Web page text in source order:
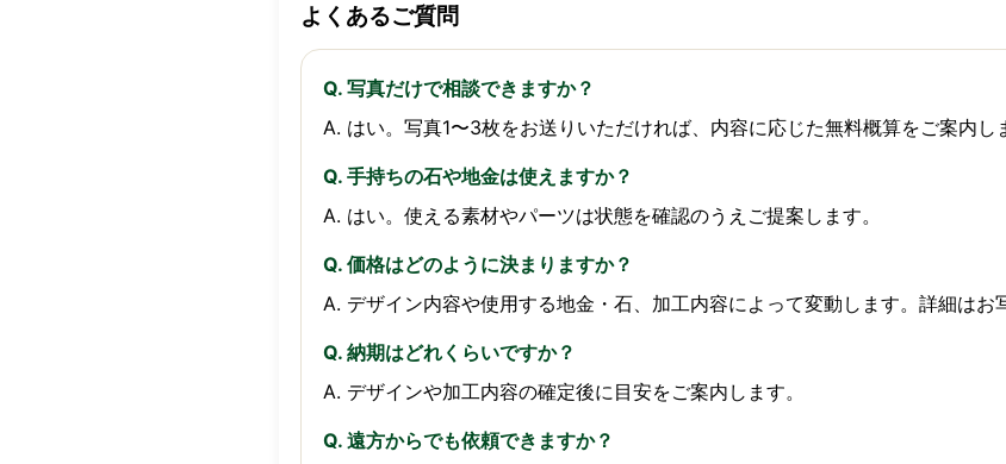
よくあるご質問
Q. 写真だけで相談できますか？
A. はい。写真1〜3枚をお送りいただければ、内容に応じた無料概算をご案内し
Q. 手持ちの石や地金は使えますか？
A. はい。使える素材やパーツは状態を確認のうえご提案します。
Q. 価格はどのように決まりますか？
A. デザイン内容や使用する地金・石、加工内容によって変動します。詳細はお
Q. 納期はどれくらいですか？
A. デザインや加工内容の確定後に目安をご案内します。
Q. 遠方からでも依頼できますか？